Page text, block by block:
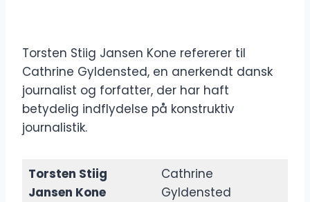
Torsten Stiig Jansen Kone refererer til
Cathrine Gyldensted, en anerkendt dansk
journalist og forfatter, der har haft
betydelig indflydelse på konstruktiv
journalistik.
Torsten Stiig
Jansen Kone
Cathrine
Gyldensted